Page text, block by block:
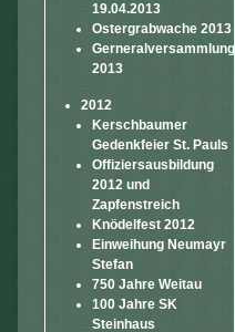
19.04.2013
Ostergrabwache 2013
Gerneralversammlung
2013
2012
Kerschbaumer
Gedenkfeier St. Pauls
Offiziersausbildung
2012 und
Zapfenstreich
Knödelfest 2012
Einweihung Neumayr
Stefan
750 Jahre Weitau
100 Jahre SK
Steinhaus